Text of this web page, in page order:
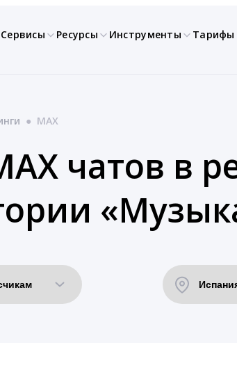
Сервисы Ресурсы Инструменты Тарифы
● MAX
чатов в